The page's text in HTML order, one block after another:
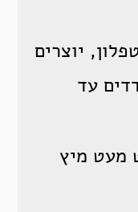
יוצרים
עד
מעט מיץ